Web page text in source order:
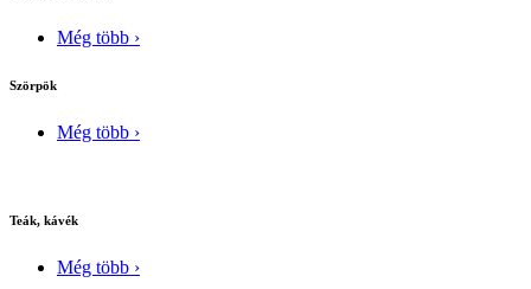
Még több ›
Szörpök
Még több ›
Teák, kávék
Még több ›